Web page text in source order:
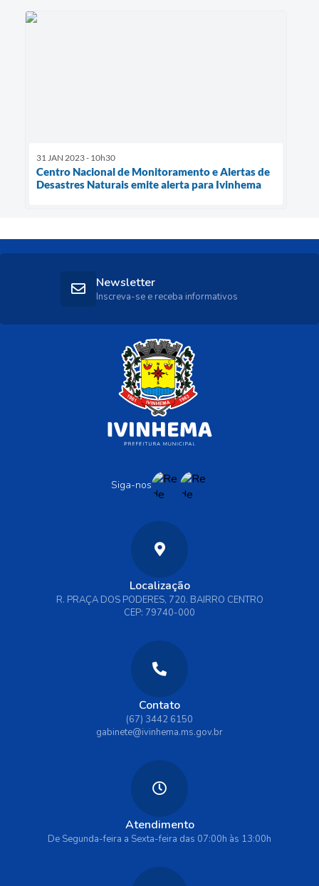
31 JAN 2023 - 10h30
Centro Nacional de Monitoramento e Alertas de
Desastres Naturais emite alerta para Ivinhema
Siga-nos
Localização
R. PRAÇA DOS PODERES, 720. BAIRRO CENTRO
CEP: 79740-000
Contato
(67) 3442 6150
gabinete@ivinhema.ms.gov.br
Atendimento
De Segunda-feira a Sexta-feira das 07:00h às 13:00h
Newsletter
Inscreva-se e receba informativos